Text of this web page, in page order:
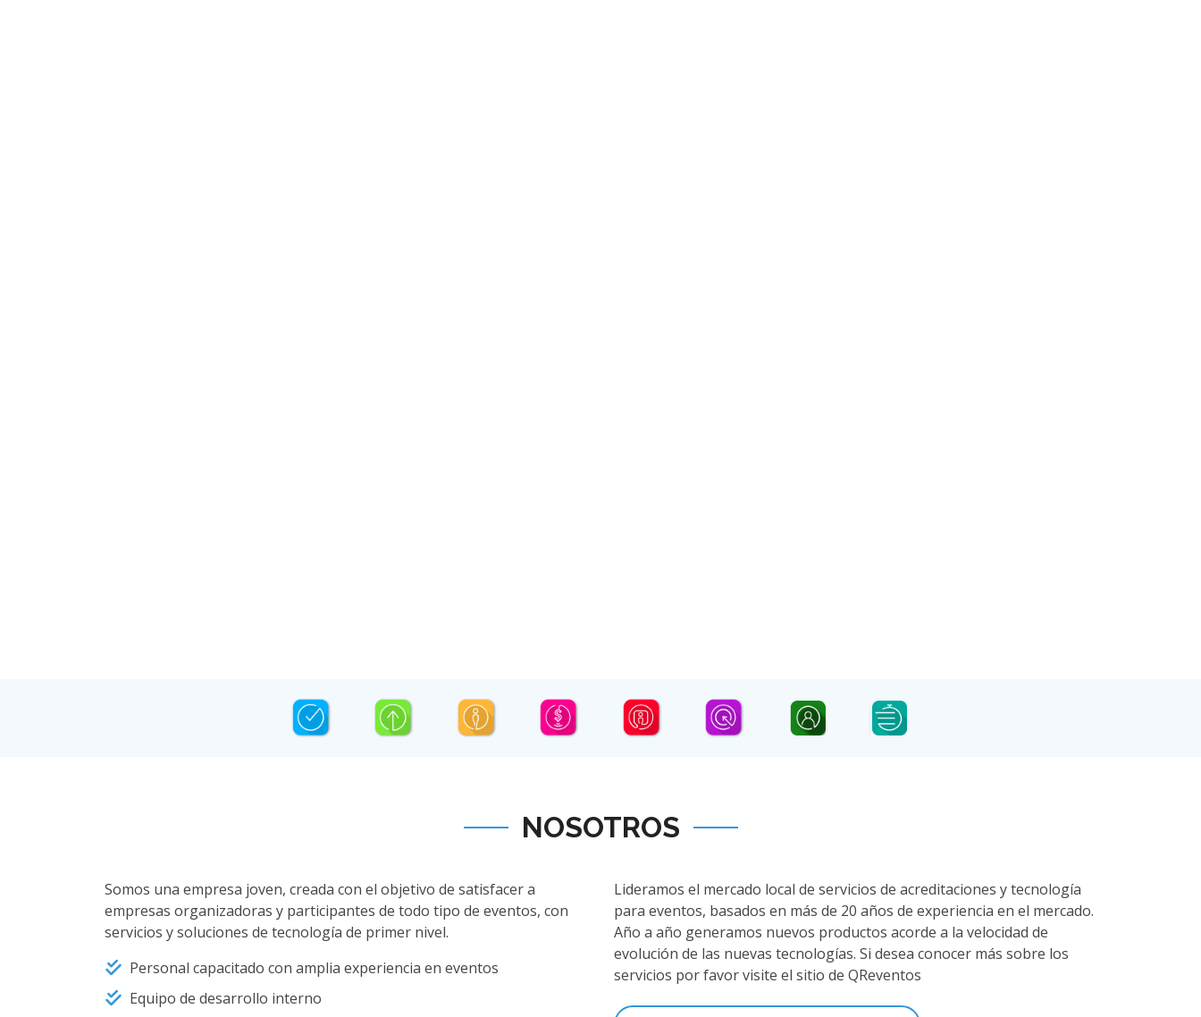
NOSOTROS
Somos una empresa joven, creada con el objetivo de satisfacer a
empresas organizadoras y participantes de todo tipo de eventos, con
servicios y soluciones de tecnología de primer nivel.
Personal capacitado con amplia experiencia en eventos
Equipo de desarrollo interno
Lideramos el mercado local de servicios de acreditaciones y tecnología
para eventos, basados en más de 20 años de experiencia en el mercado.
Año a año generamos nuevos productos acorde a la velocidad de
evolución de las nuevas tecnologías. Si desea conocer más sobre los
servicios por favor visite el sitio de QReventos